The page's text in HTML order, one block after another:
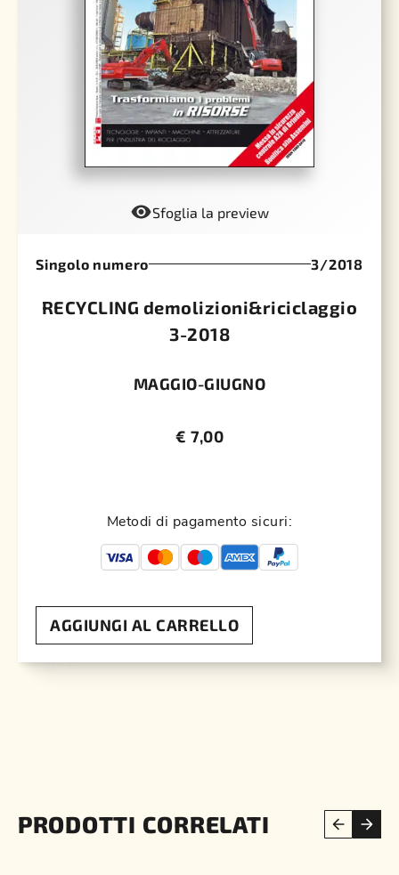
Sfoglia la preview
Singolo numero 3/2018
RECYCLING demolizioni&riciclaggio
3-2018
MAGGIO-GIUGNO
€ 7,00
Metodi di pagamento sicuri:
AGGIUNGI AL CARRELLO
PRODOTTI CORRELATI